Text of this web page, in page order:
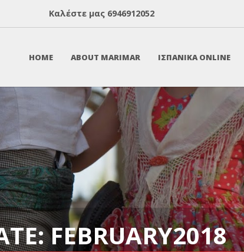
Καλέστε μας 6946912052
HOME ABOUT MARIMAR ΙΣΠΑΝΙΚΑ ONLINE
FEBRUARY2018